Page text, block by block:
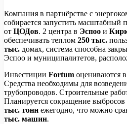
Компания в партнёрстве с
собирается запустить масштабный
от ЦОДов. 2 центра в Эспоо и
обеспечивать теплом 250 тыс.
тыс. домах, система способна
Эспоо и муниципалитетов,
Инвестиции Fortum оцениваются в
Средства необходимы для
трубопроводов. Строительные
Планируется сокращение выбросов
тыс. тонн ежегодно, что можно
тыс. машин.